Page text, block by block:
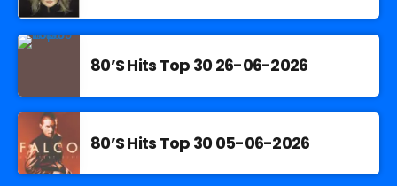
80’S Hits Top 30 26-06-2026
80’S Hits Top 30 05-06-2026